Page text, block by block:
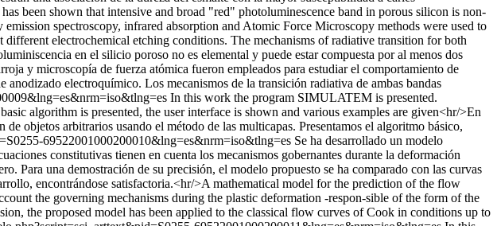
been shown that intensive and broad "red" photoluminescence band in porous silicon is non-
spectroscopy, infrared absorption and Atomic Force Microscopy methods were used to
electrochemical etching conditions. The mechanisms of radiative transition for both
en el silicio poroso no es elemental y puede estar compuesta por al menos dos
y microscopía de fuerza atómica fueron empleados para estudiar el comportamiento de
electroquímico. Los mecanismos de la transición radiativa de ambas bandas
In this work the program SIMULATEM is presented.
algorithm is presented, the user interface is shown and various examples are given<hr/>En
objetos arbitrarios usando el método de las multicapas. Presentamos el algoritmo básico,
69522001000200010&lng=es&nrm=iso&tlng=es Se ha desarrollado un modelo
constitutivas tienen en cuenta los mecanismos gobernantes durante la deformación
Para una demostración de su precisión, el modelo propuesto se ha comparado con las curvas
encontrándose satisfactoria.<hr/>A mathematical model for the prediction of the flow
the governing mechanisms during the plastic deformation -respon-sible of the form of the
the proposed model has been applied to the classical flow curves of Cook in conditions up to